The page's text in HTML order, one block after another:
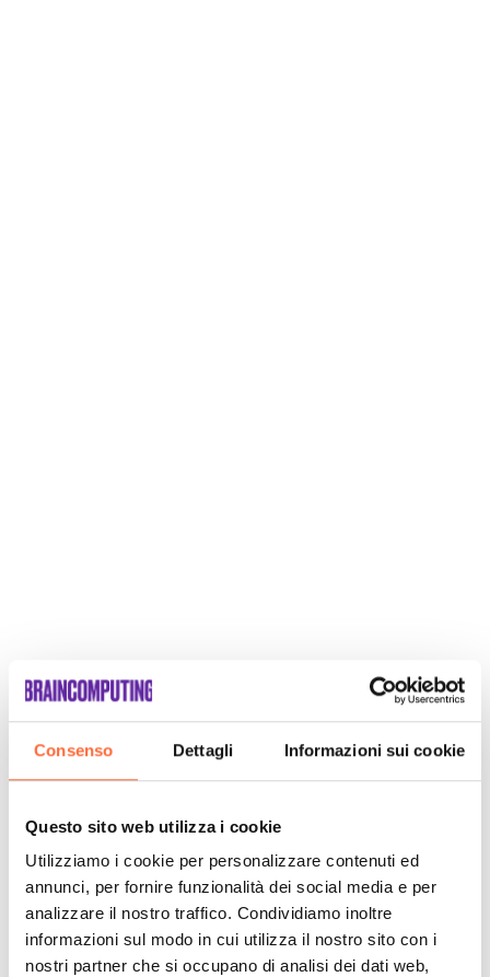
Consenso Dettagli Informazioni sui cookie
Questo sito web utilizza i cookie
Utilizziamo i cookie per personalizzare contenuti ed
annunci, per fornire funzionalità dei social media e per
analizzare il nostro traffico. Condividiamo inoltre
informazioni sul modo in cui utilizza il nostro sito con i
nostri partner che si occupano di analisi dei dati web,
SCOPRI